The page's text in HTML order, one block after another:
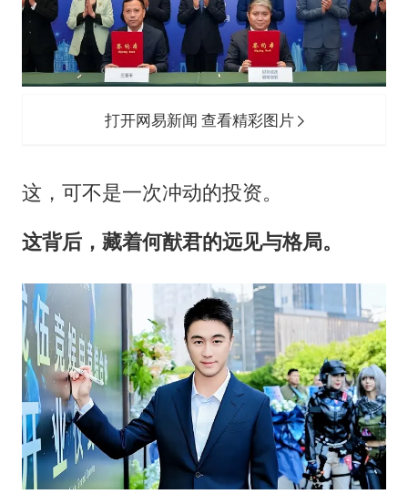
打开网易新闻 查看精彩图片
这，可不是一次冲动的投资。
这背后，藏着何猷君的远见与格局。